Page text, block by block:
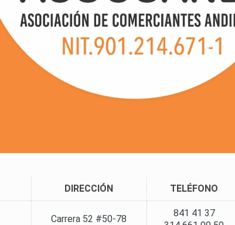
DIRECCIÓN TELÉFONO
Carrera 52 #50-78
841 41 37